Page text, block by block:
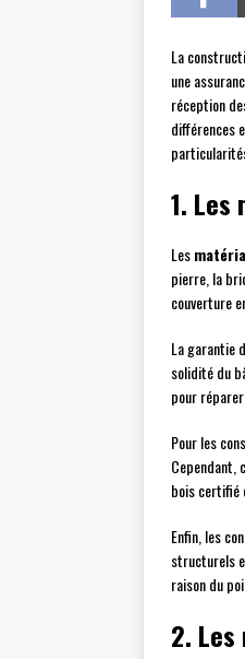
La
une
réception
différences
1.
Les
pierre, la
couverture
La garantie
solidité du
pour
Pour les
Cependant,
bois certifié
Enfin, les
structurels
raison du
2.